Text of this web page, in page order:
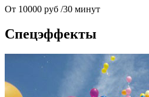
От 10000 руб /30 минут
Спецэффекты